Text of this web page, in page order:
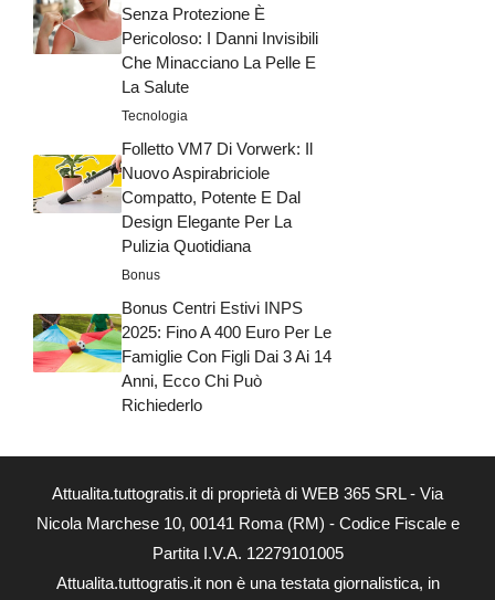
Senza Protezione È
Pericoloso: I Danni Invisibili
Che Minacciano La Pelle E
La Salute
Tecnologia
Folletto VM7 Di Vorwerk: Il
Nuovo Aspirabriciole
Compatto, Potente E Dal
Design Elegante Per La
Pulizia Quotidiana
Bonus
Bonus Centri Estivi INPS
2025: Fino A 400 Euro Per Le
Famiglie Con Figli Dai 3 Ai 14
Anni, Ecco Chi Può
Richiederlo
Attualita.tuttogratis.it di proprietà di WEB 365 SRL - Via
Nicola Marchese 10, 00141 Roma (RM) - Codice Fiscale e
Partita I.V.A. 12279101005
Attualita.tuttogratis.it non è una testata giornalistica, in